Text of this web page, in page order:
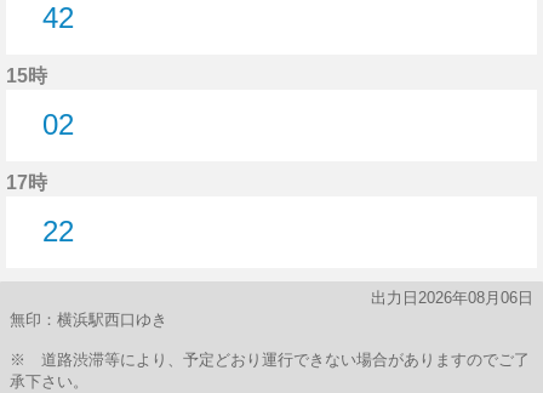
42
15時
02
17時
22
出力日2026年08月06日
無印：横浜駅西口ゆき
※ 道路渋滞等により、予定どおり運行できない場合がありますのでご了
承下さい。